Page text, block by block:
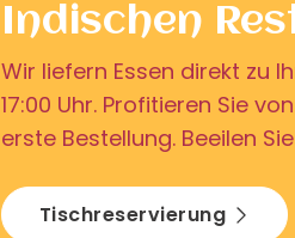
Indischen
Wir liefern Essen direkt zu
17:00 Uhr. Profitieren Sie
erste Bestellung. Beeilen
Tischreservierung